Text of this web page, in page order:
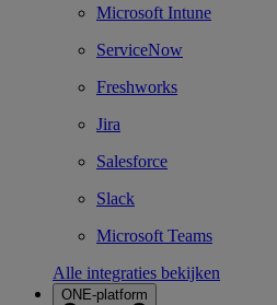
Microsoft Intune
ServiceNow
Freshworks
Jira
Salesforce
Slack
Microsoft Teams
Alle integraties bekijken
ONE-platform